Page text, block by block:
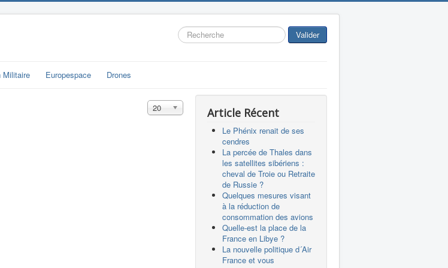
Rechercher Valider
Militaire Europespace Drones
Affichage #
20
Article Récent
Le Phénix renait de ses
cendres
La percée de Thales dans
les satellites sibériens :
cheval de Troie ou Retraite
de Russie ?
Quelques mesures visant
à la réduction de
consommation des avions
Quelle-est la place de la
France en Libye ?
La nouvelle politique d´Air
France et vous